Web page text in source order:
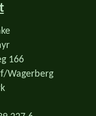
166
Wagerberg